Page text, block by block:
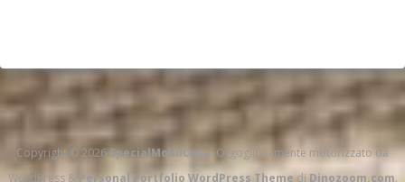
Copyright © 2026SpecialMobilCasa. Orgogliosamente motorizzato da
WordPress & Personal Portfolio WordPress Themedi Dinozoom.com.